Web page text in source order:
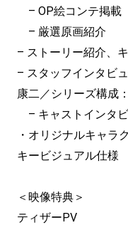
– OP絵コンテ掲載
– 厳選原画紹介
– ストーリー紹介、
– スタッフインタビ
康二／シリーズ構成
– キャストインタビ
・オリジナルキャラ
キービジュアル仕様
＜映像特典＞
ティザーPV